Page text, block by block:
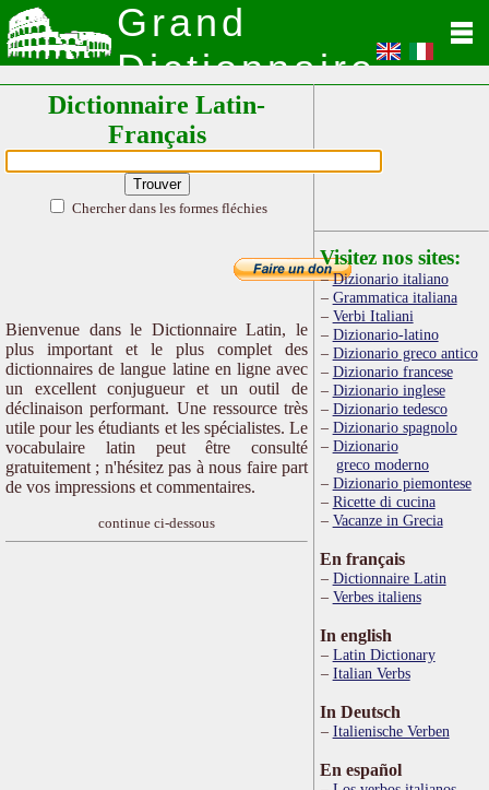
Grand
Dictionnaire
Latin
Dictionnaire Latin-
Français
Chercher dans les formes fléchies
Bienvenue dans le Dictionnaire Latin, le
plus important et le plus complet des
dictionnaires de langue latine en ligne avec
un excellent conjugueur et un outil de
déclinaison performant. Une ressource très
utile pour les étudiants et les spécialistes. Le
vocabulaire latin peut être consulté
gratuitement ; n'hésitez pas à nous faire part
de vos impressions et commentaires.
continue ci-dessous
Visitez nos sites:
Dizionario italiano
Grammatica italiana
Verbi Italiani
Dizionario-latino
Dizionario greco antico
Dizionario francese
Dizionario inglese
Dizionario tedesco
Dizionario spagnolo
Dizionario
greco moderno
Dizionario piemontese
Ricette di cucina
Vacanze in Grecia
En français
Dictionnaire Latin
Verbes italiens
In english
Latin Dictionary
Italian Verbs
In Deutsch
Italienische Verben
En español